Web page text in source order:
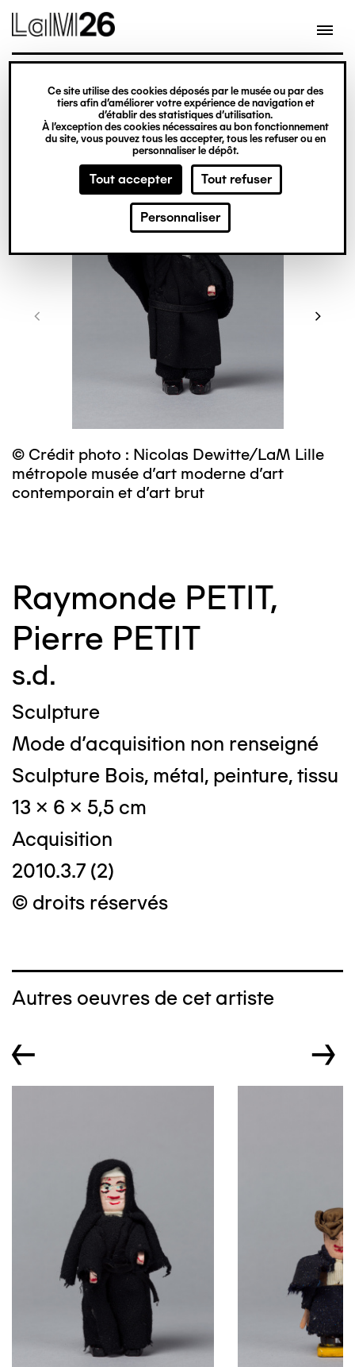
Gestion des cookies
Ce site utilise des cookies déposés par le musée ou par des
tiers afin d’améliorer votre expérience de navigation et
d’établir des statistiques d’utilisation.
À l’exception des cookies nécessaires au bon fonctionnement
du site, vous pouvez tous les accepter, tous les refuser ou en
personnaliser le dépôt.
Tout accepter Tout refuser
Personnaliser
contenu
© Crédit photo : Nicolas Dewitte/LaM Lille
métropole musée d’art moderne d’art
contemporain et d’art brut
Raymonde PETIT,
Pierre PETIT
s.d.
Sculpture
Mode d'acquisition non renseigné
Sculpture Bois, métal, peinture, tissu
13 x 6 x 5,5 cm
Acquisition
2010.3.7 (2)
© droits réservés
Autres oeuvres de cet artiste
← →